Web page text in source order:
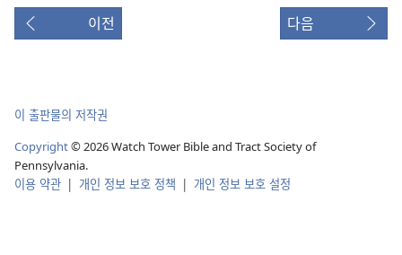
이전 다음
이 출판물의 저작권
Copyright© 2026Watch Tower Bible and Tract Society of
Pennsylvania.
이용 약관 | 개인 정보 보호 정책 | 개인 정보 보호 설정